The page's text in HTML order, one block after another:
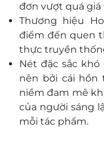
đơn vượt quá
Thương hiệu
điểm đến quen
thực truyền
Nét đặc sắc khó
nên bởi cái
niềm đam mê
của người sáng
mỗi tác phẩm.
Hoàng Yến
khó tính nhất